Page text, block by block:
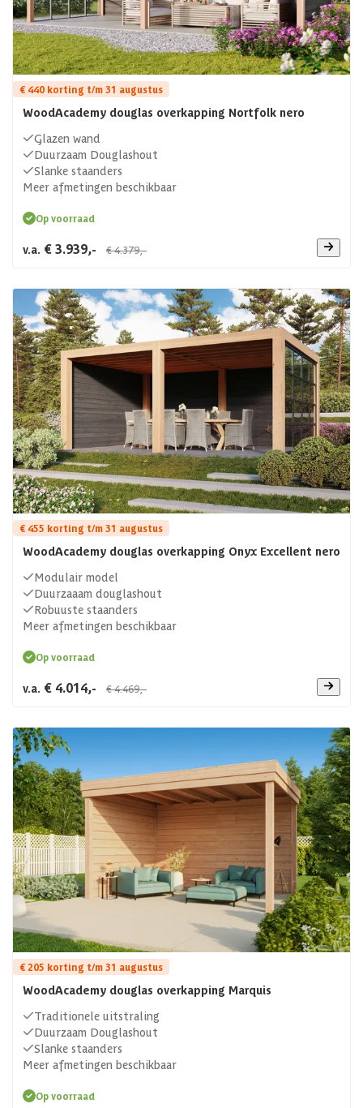
€ 440 korting t/m 31 augustus
WoodAcademy douglas overkapping Nortfolk nero
Glazen wand
Duurzaam Douglashout
Slanke staanders
Meer afmetingen beschikbaar
Op voorraad
v.a. € 3.939,- € 4.379,-
€ 455 korting t/m 31 augustus
WoodAcademy douglas overkapping Onyx Excellent nero
Modulair model
Duurzaaam douglashout
Robuuste staanders
Meer afmetingen beschikbaar
Op voorraad
v.a. € 4.014,- € 4.469,-
€ 205 korting t/m 31 augustus
WoodAcademy douglas overkapping Marquis
Traditionele uitstraling
Duurzaam Douglashout
Slanke staanders
Meer afmetingen beschikbaar
Op voorraad